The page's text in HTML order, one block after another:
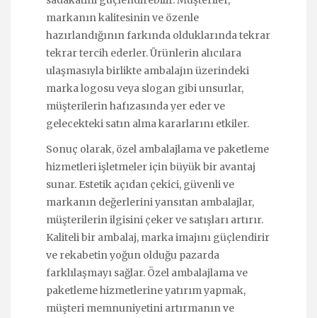
markanın kalitesinin ve özenle
hazırlandığının farkında olduklarında tekrar
tekrar tercih ederler. Ürünlerin alıcılara
ulaşmasıyla birlikte ambalajın üzerindeki
marka logosu veya slogan gibi unsurlar,
müşterilerin hafızasında yer eder ve
gelecekteki satın alma kararlarını etkiler.
Sonuç olarak, özel ambalajlama ve paketleme
hizmetleri işletmeler için büyük bir avantaj
sunar. Estetik açıdan çekici, güvenli ve
markanın değerlerini yansıtan ambalajlar,
müşterilerin ilgisini çeker ve satışları artırır.
Kaliteli bir ambalaj, marka imajını güçlendirir
ve rekabetin yoğun olduğu pazarda
farklılaşmayı sağlar. Özel ambalajlama ve
paketleme hizmetlerine yatırım yapmak,
müşteri memnuniyetini artırmanın ve